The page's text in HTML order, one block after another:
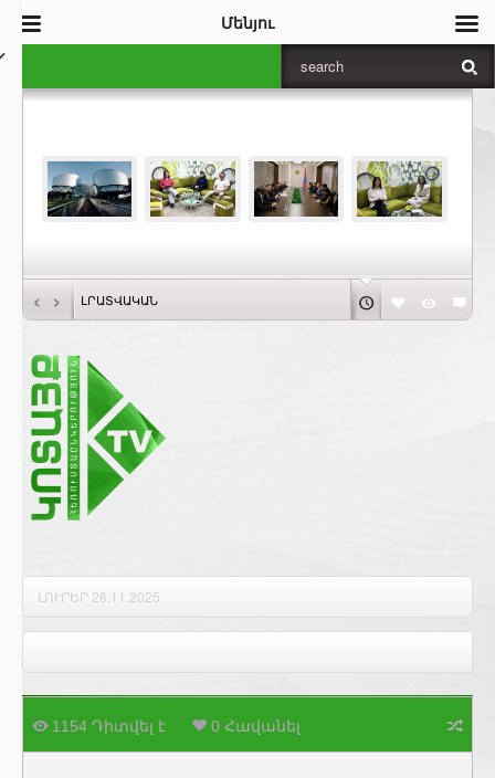
‹ › ԼՐԱՏՎԱԿԱՆ
Բարի լույս 28.11.2025
1154 Դիտվել է 0 Հավանել
Մենյու